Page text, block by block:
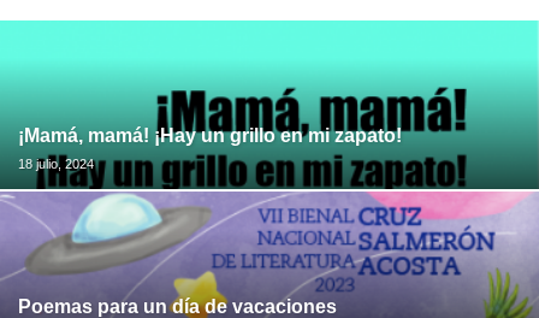
¡Mamá, mamá! ¡Hay un grillo en mi zapato!
18 julio, 2024
Poemas para un día de vacaciones